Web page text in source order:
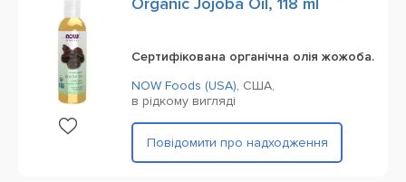
Сертифікована органічна олія жожоба.
NOW Foods (USA), США,
в рідкому вигляді
Повідомити про надходження